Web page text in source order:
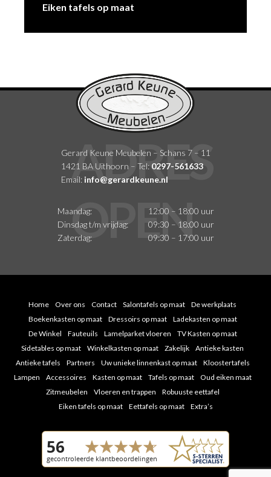
Eiken tafels op maat
Gerard Keune Meubelen – Schans 7 – 11
1421 BA Uithoorn – Tel: 0297-561633
Email: info@gerardkeune.nl
Maandag:
12:00 – 18:00 uur
Dinsdag t/m vrijdag:
09:30 – 18:00 uur
Zaterdag:
09:30 – 17:00 uur
Home Over ons Contact Salontafels op maat
De werkplaats
Boekenkasten op maat
Dressoirs op maat
Ladekasten op maat
De Winkel
Fauteuils Lamelparket vloeren
TV Kasten op maat
Sidetables op maat
Winkelkasten op maat Zakelijk
Antieke kasten
Antieke tafels
Partners Uw unieke linnenkast op maat
Kloostertafels
Lampen
Accessoires Kasten op maat Tafels op maat
Oud eiken maat
Zitmeubelen
Vloeren en trappen
Robuuste eettafel
Eiken tafels op maat
Eettafels op maat Extra’s